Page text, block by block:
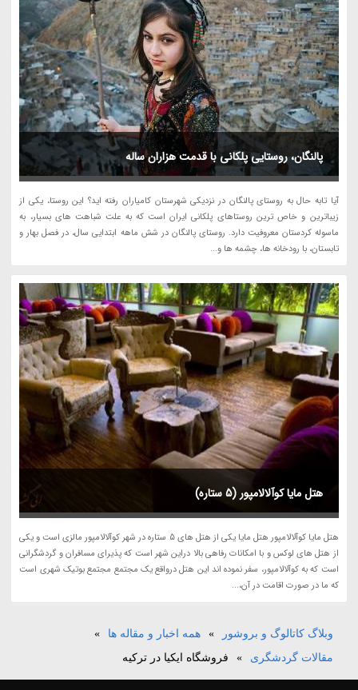
پالنگان، روستایی پلکانی با قدمت هزاران ساله
آیا تابه حال به روستای پالنگان در نزدیکی شهرستان کامیاران رفته اید؟ این روستا، یکی از
زیباترین و خاص ترین روستاهای پلکانی ایران است که به علت شباهت های بسیار، به
ماسوله کردستان معروفیت دارد. روستای پالنگان در شش ماهه ابتدایی سال، در فصل بهار و
تابستان، با رودخانه ها، چشمه ها و...
هتل مایا کوآلالامپور (5 ستاره)
هتل مایا کوآلالامپور هتل مایا یکی از هتل های 5 ستاره در شهر کوآلالامپور مالزی است و یکی
از هتل های لوکس و با امکانات رفاهی بالا دراین شهر است که پذیرای مسافران و گردشگرانی
است که به کوآلالامپور، سفر نموده اند این هتل درواقع یک مجتمع مجتمع بوتیک شهری است
که ما در صورت اقامت در آن،...
وبلاگ کاتالوگ و بروشور » همه اخبار و مقاله ها
»
مقالات گردشگری
» فروشگاه ایکیا در ترکیه